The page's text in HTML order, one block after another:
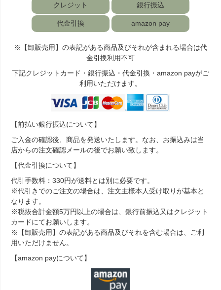
クレジット 銀行振込
代金引換 amazon pay
※【卸販売用】の表記がある商品及びそれが含まれる場合は代
金引換利用不可
下記クレジットカード・銀行振込・代金引換・amazon payがご
利用いただけます。
【前払い銀行振込について】
ご入金の確認後、商品を発送いたします。なお、お振込みは当
店からの注文確認メールの後でお願い致します。
【代金引換について】
代引手数料：330円が送料とは別に必要です。
※代引きでのご注文の場合は、注文主様本人受け取りが基本と
なります。
※税抜合計金額5万円以上の場合は、銀行前振込又はクレジット
カードにてお願いします。
※【卸販売用】の表記がある商品及びそれを含む場合は、ご利
用いただけません。
【amazon payについて】